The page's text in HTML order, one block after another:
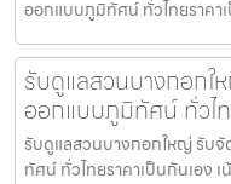
ออกแบบภูมิทัศน์ ทั่วไทยราคา
รับดูแลสวนบางกอก
ออกแบบภูมิทัศน์ ทั่วไ
รับดูแลสวนบางกอกใหญ่ รับ
ทัศน์ ทั่วไทยราคาเป็นกันเอง